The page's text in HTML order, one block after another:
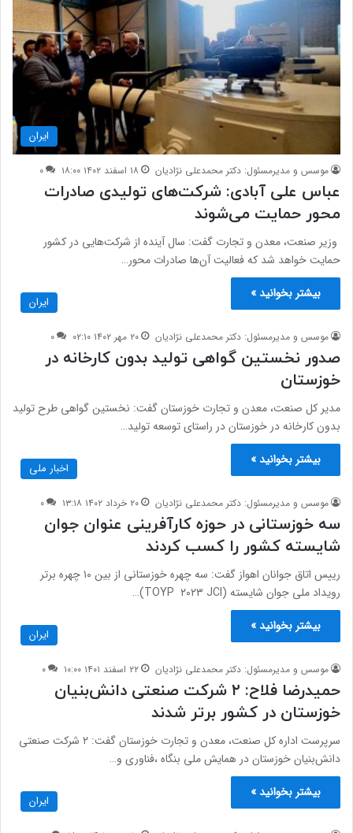
ایران
موسس و مدیرمسئول: دکتر محمدعلی نژادیان ۱۸ اسفند ۱۴۰۲ ۱۸:۰۰ ۰
عباس علی آبادی: شرکت‌های تولیدی صادرات
محور حمایت می‌شوند
وزیر صنعت، معدن و تجارت گفت: سال آینده از شرکت‌هایی در کشور
حمایت خواهد شد که فعالیت آن‌ها صادرات محور…
بیشتر بخوانید »
ایران
موسس و مدیرمسئول: دکتر محمدعلی نژادیان ۲۰ مهر ۱۴۰۲ ۰۲:۱۰ ۰
صدور نخستین گواهی تولید بدون کارخانه در
خوزستان
مدیر کل صنعت، معدن و تجارت خوزستان گفت: نخستین گواهی طرح تولید
بدون کارخانه در خوزستان در راستای توسعه تولید…
بیشتر بخوانید »
اخبار ملی
موسس و مدیرمسئول: دکتر محمدعلی نژادیان ۲۰ خرداد ۱۴۰۲ ۱۳:۱۸ ۰
سه خوزستانی در حوزه کارآفرینی عنوان جوان
شایسته کشور را کسب کردند
رییس اتاق جوانان اهواز گفت: سه چهره خوزستانی از بین ۱۰ چهره برتر
رویداد ملی جوان شایسته (TOYP ۲۰۲۳ JCI)…
بیشتر بخوانید »
ایران
موسس و مدیرمسئول: دکتر محمدعلی نژادیان ۲۲ اسفند ۱۴۰۱ ۱۰:۰۰ ۰
حمیدرضا فلاح: ۲ شرکت صنعتی دانش‌بنیان
خوزستان در کشور برتر شدند
سرپرست اداره کل صنعت، معدن و تجارت خوزستان گفت: ۲ شرکت صنعتی
دانش‌بنیان خوزستان در همایش ملی بنگاه ،فناوری و…
بیشتر بخوانید »
ایران